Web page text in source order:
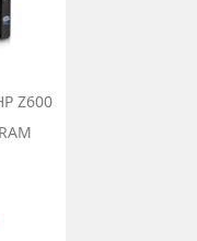
Z600